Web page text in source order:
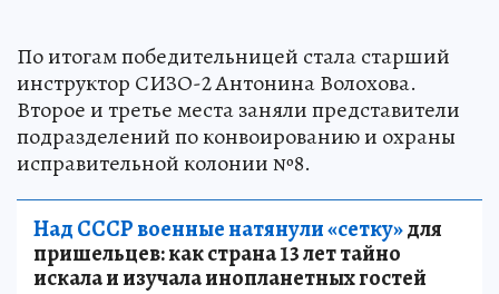
По итогам победительницей стала старший
инструктор СИЗО-2 Антонина Волохова.
Второе и третье места заняли представители
подразделений по конвоированию и охраны
исправительной колонии №8.
Над СССР военные натянули «сетку»для
пришельцев: как страна 13 лет тайно
искала и изучала инопланетных гостей